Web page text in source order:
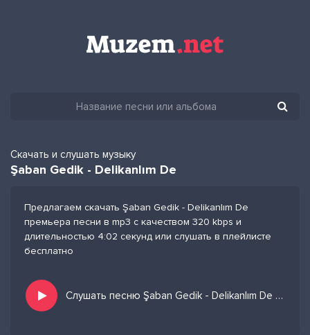
Скачать и слушать музыку
Şaban Gedik - Delikanlım De
Предлагаем скачать Şaban Gedik - Delikanlım De
премьера песни в mp3 с качеством 320 kbps и
длительностью 4:02 секунд или слушать в плейлисте
бесплатно
Слушать песню Şaban Gedik - Delikanlım De и добавить в избранных